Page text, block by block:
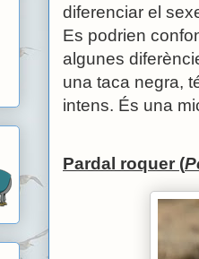
diferenciar el
Es podrien
algunes
una taca negra,
intens. És una
Pardal roquer (